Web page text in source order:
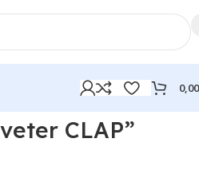
CLAP”